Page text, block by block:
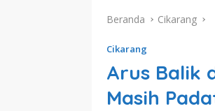
Beranda Cikarang
Cikarang
Arus Balik
Masih